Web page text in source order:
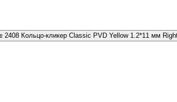
2408 Кольцо-кликер Classic PVD Yellow 1.2*11 мм